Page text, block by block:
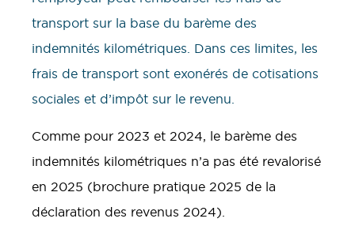
transport sur la base du barème des
indemnités kilométriques. Dans ces limites, les
frais de transport sont exonérés de cotisations
sociales et d’impôt sur le revenu.
Comme pour 2023 et 2024, le barème des
indemnités kilométriques n’a pas été revalorisé
en 2025 (brochure pratique 2025 de la
déclaration des revenus 2024).